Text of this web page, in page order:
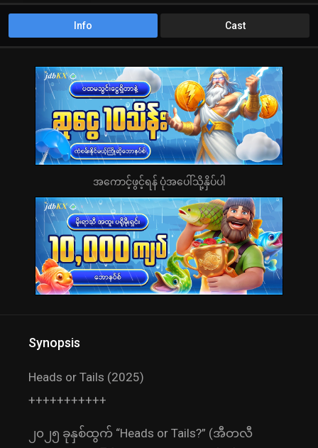
Info Cast
အကောင့်ဖွင့်ရန် ပုံအပေါ်သို့နှိပ်ပါ
Synopsis
Heads or Tails (2025)
+++++++++++
၂၀၂၅ ခုနှစ်ထွက် “Heads or Tails?” (အီတလီ